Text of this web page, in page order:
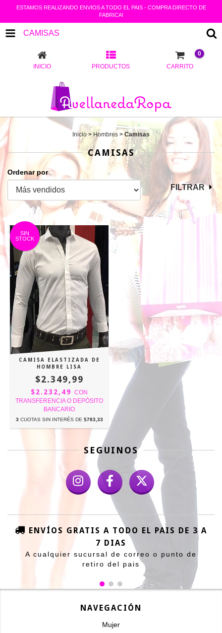
ESTAMOS REALIZANDO ENVIOS A TODO EL PAIS - COMPRA DIRECTO DE
FABRICA!
CAMISAS
INICIO PRODUCTOS CARRITO
0
Inicio > Hombres > Camisas
CAMISAS
Ordenar por
FILTRAR
SIN
STOCK
CAMISA ELASTIZADA DE
HOMBRE LISA
$2.349,99
$2.232,49 CON
TRANSFERENCIA O DEPÓSITO
BANCARIO
3 CUOTAS SIN INTERÉS DE $783,33
SEGUINOS
ENVÍOS GRATIS A TODO EL PAIS DE 3 A
7 DIAS
A cualquier sucursal de correo o punto de
retiro del pais
NAVEGACIÓN
Mujer